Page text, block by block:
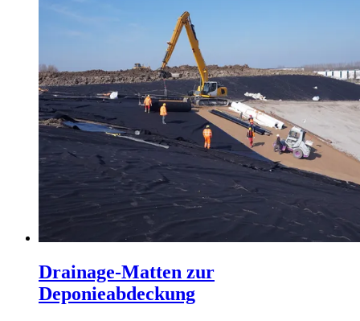
Drainage-Matten zur
Deponieabdeckung